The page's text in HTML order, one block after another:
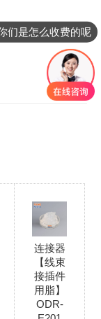
。
连接器
【线束
接插件
用脂】
ODR-
们是怎么收费的呢